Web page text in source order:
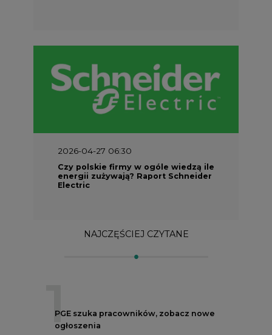
2026-04-27 06:30
Czy polskie firmy w ogóle wiedzą ile
energii zużywają? Raport Schneider
Electric
NAJCZĘŚCIEJ CZYTANE
1
PGE szuka pracowników, zobacz nowe
ogłoszenia